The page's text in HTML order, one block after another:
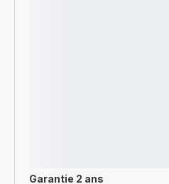
Garantie 2 ans